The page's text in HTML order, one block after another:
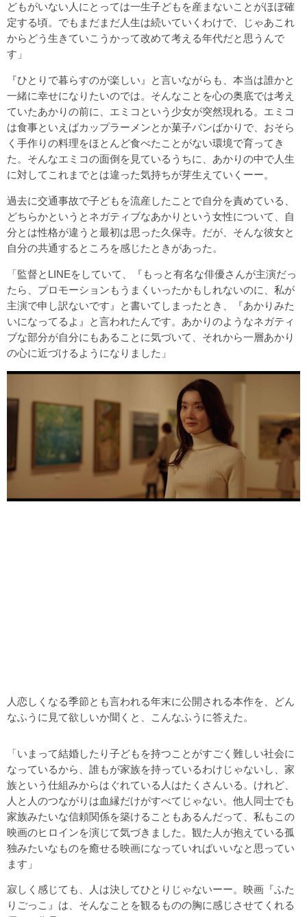
どもがいない人にとっては一生子どもを産まないことがほぼ確
定する頃。でもまだまだ人生は続いていくわけで、じゃあこれ
からどう生きていこうかって改めて考える年代だと思うんで
す」
『ひとりで暮らすのが楽しい』と言いながらも、本当は誰かと
一緒に幸せになりたいのでは。そんなことを心の奥底では考え
ていたあかりの前に、エミコという少女が突然現れる。エミコ
は食事といえばカップラーメンとか菓子パンばかりで、おそら
く手作りの料理をほとんど食べたことがない環境で育ってき
た。そんなエミコの面倒を見ているうちに、あかりの中で人生
に対してこれまでとは違った気持ちが芽生えていくーー。
過去に交通事故で子どもを流産したことで自分を責めている、
どちらかというとネガティブなあかりという女性について、自
分とは性格が違うと最初は思った久保寺。だが、そんな彼女と
自分の共通するところを感じたときがあった。
「監督とLINEをしていて、『もっと有名な俳優さんが主演だっ
たら、プロモーションもうまくいったかもしれないのに、私が
主演で申し訳ないです』と書いてしまったとき、『あかりみた
いになってるよ』と言われたんです。あかりのようなネガティ
ブな部分が自分にもあることに気づいて、それから一層あかり
の心に近づけるようになりました」
人恋しくなる季節とも言われる年末に公開される本作を、どん
なふうに見て欲しいか聞くと、こんなふうに答えた。
「いまって結婚したり子どもを持つことがすごく難しい社会に
なっているから、誰もが家族を持っているわけじゃないし、家
族という仕組みからはぐれている人はたくさんいる。けれど、
人と人のつながりは血縁だけがすべてじゃない。他人同士でも
家族みたいな信頼関係を築けることもあるんだって、私もこの
映画のヒロインを演じて気づきました。観た人が抱えている孤
独みたいなものを癒せる映画になっていればいいなと思ってい
ます」
寂しく感じても、人は決してひとりじゃないーー。映画『ふた
りごっこ』は、そんなことを観るものの胸に感じさせてくれる